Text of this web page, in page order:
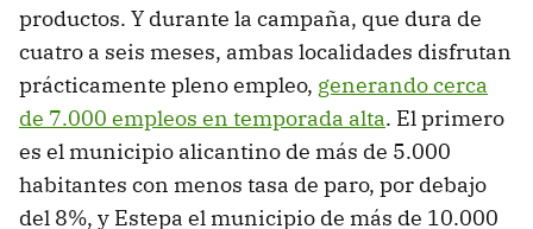
productos. Y durante la campaña, que dura de
cuatro a seis meses, ambas localidades disfrutan
prácticamente pleno empleo, generando cerca
de 7.000 empleos en temporada alta. El primero
es el municipio alicantino de más de 5.000
habitantes con menos tasa de paro, por debajo
del 8%, y Estepa el municipio de más de 10.000